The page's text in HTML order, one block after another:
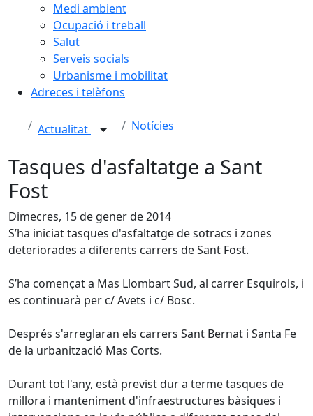
Medi ambient
Ocupació i treball
Salut
Serveis socials
Urbanisme i mobilitat
Adreces i telèfons
Actualitat Notícies
Tasques d'asfaltatge a Sant
Fost
Dimecres, 15 de gener de 2014
S’ha iniciat tasques d'asfaltatge de sotracs i zones
deteriorades a diferents carrers de Sant Fost.
S’ha començat a Mas Llombart Sud, al carrer Esquirols, i
es continuarà per c/ Avets i c/ Bosc.
Després s'arreglaran els carrers Sant Bernat i Santa Fe
de la urbanització Mas Corts.
Durant tot l'any, està previst dur a terme tasques de
millora i manteniment d'infraestructures bàsiques i